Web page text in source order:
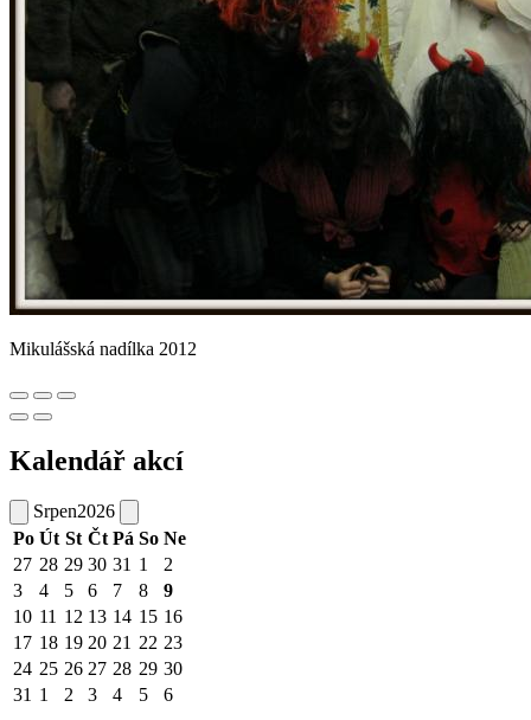
Mikulášská nadílka 2012
Kalendář akcí
Srpen2026
Po Út St Čt Pá So Ne
27 28 29 30 31 1
2
3
4 5 6 7 8
9
10 11 12 13 14 15 16
17 18 19 20 21 22 23
24 25 26 27 28 29 30
31 1 2 3 4 5 6